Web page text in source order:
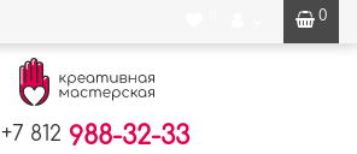
0
+7 812 988-32-33